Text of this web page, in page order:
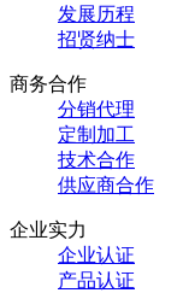
发展历程
招贤纳士
商务合作
分销代理
定制加工
技术合作
供应商合作
企业实力
企业认证
产品认证